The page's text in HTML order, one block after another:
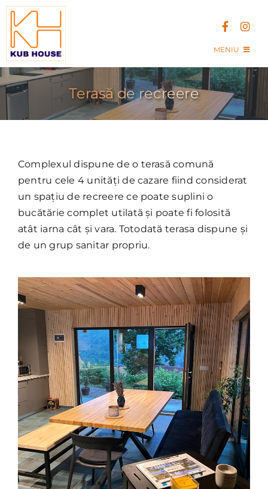
Skip
content
MENIU
Acasa
Kub House Village
Terasă de recreere
Complexul dispune de o terasă comună
pentru cele 4 unități de cazare fiind considerat
un spațiu de recreere ce poate suplini o
bucătărie complet utilată și poate fi folosită
atât iarna cât și vara. Totodată terasa dispune și
de un grup sanitar propriu.